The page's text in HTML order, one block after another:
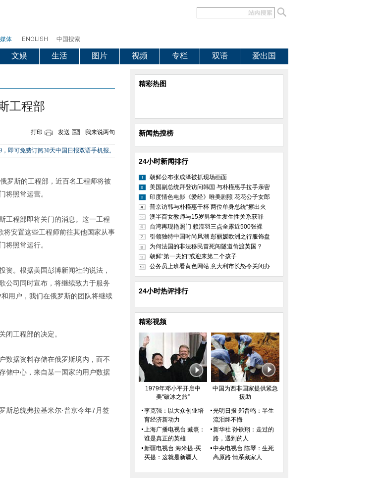
体 中国搜索
文娱 生活 图片 视频 专栏 双语 爱出国
工程部
打印 发送 我来说两句
即可免费订阅30天中国日报双语手机报。
斯的工程部，近百名工程师将被
将照常运营。
程部即将关门的消息。这一工程
安置这些工程师前往其他国家从事
将照常运行。
。根据美国彭博新闻社的说法，
公司同时宣布，将继续致力于服务
用户，我们在俄罗斯的团队将继续
工程部的决定。
据资料存储在俄罗斯境内，而不
储中心，来自某一国家的用户数据
总统弗拉基米尔·普京今年7月签
精彩热图
新闻热搜榜
24小时新闻排行
朝鲜公布张成泽被抓现场画面
美国副总统拜登访问韩国 与朴槿惠手拉手亲密
印度情色电影《爱经》唯美剧照 花花公子女郎
普京访韩与朴槿惠干杯 两位单身总统“擦出火
澳半百女教师与15岁男学生发生性关系获罪
台湾再现艳照门 赖滢羽三点全露近500张裸
引领独特中国时尚风潮 彭丽媛欧洲之行服饰盘
为何法国的非法移民冒死闯隧道偷渡英国？
朝鲜“第一夫妇”或迎来第二个孩子
公务员上班看黄色网站 意大利市长怒令关闭办
24小时热评排行
精彩视频
1979年邓小平开启中
美“破冰之旅”
中国为西非国家提供紧急
援助
李克强：以大众创业培
育经济新动力
上海广播电视台 臧熹：
谁是真正的英雄
新疆电视台 海米提·买
买提：这就是新疆人
光明日报 郑晋鸣：半生
流泪终不悔
新华社 孙铁翔：走过的
路，遇到的人
中央电视台 陈琴：生死
高原路 情系藏家人